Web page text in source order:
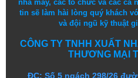
nhà máy, các tổ chức và các cá
tin sẽ làm hài lòng quý khách
và đội ngũ kỹ thuật
CÔNG TY TNHH XUẤT
THƯƠNG MẠI
ĐC: Số 5 ngách 298/26